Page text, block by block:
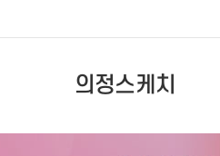
의정스케치